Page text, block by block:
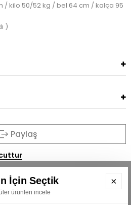
/ kilo 50/52 kg / bel 64 cm / kalça 95
)
Paylaş
İçin Seçtik
ürünleri incele
×